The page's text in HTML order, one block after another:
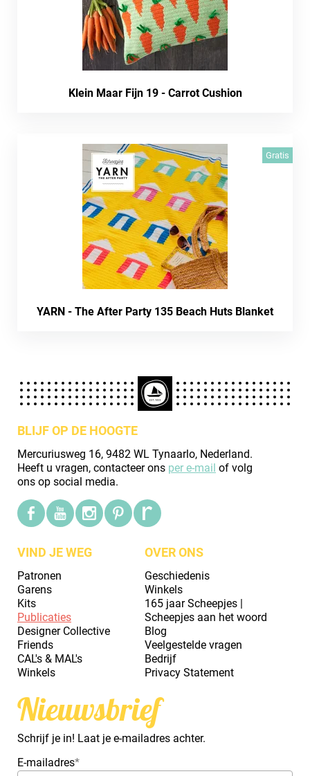
Klein Maar Fijn 19 - Carrot Cushion
Gratis
YARN - The After Party 135 Beach Huts Blanket
BLIJF OP DE HOOGTE
Mercuriusweg 16, 9482 WL Tynaarlo, Nederland.
Heeft u vragen, contacteer ons per e-mail of volg
ons op social media.
VIND JE WEG
Patronen
Garens
Kits
Publicaties
Designer Collective
Friends
CAL's & MAL's
Winkels
OVER ONS
Geschiedenis
Winkels
165 jaar Scheepjes |
Scheepjes aan het woord
Blog
Veelgestelde vragen
Bedrijf
Privacy Statement
Nieuwsbrief
Schrijf je in! Laat je e-mailadres achter.
E-mailadres*